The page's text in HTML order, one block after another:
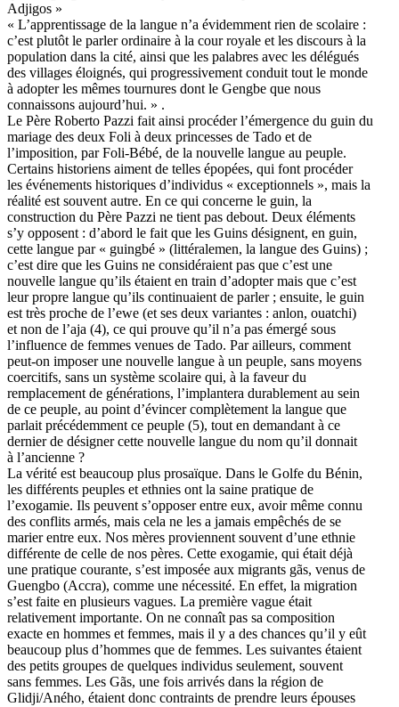
Adjigos »
« L’apprentissage de la langue n’a évidemment rien de scolaire :
c’est plutôt le parler ordinaire à la cour royale et les discours à la
population dans la cité, ainsi que les palabres avec les délégués
des villages éloignés, qui progressivement conduit tout le monde
à adopter les mêmes tournures dont le Gengbe que nous
connaissons aujourd’hui. » .
Le Père Roberto Pazzi fait ainsi procéder l’émergence du guin du
mariage des deux Foli à deux princesses de Tado et de
l’imposition, par Foli-Bébé, de la nouvelle langue au peuple.
Certains historiens aiment de telles épopées, qui font procéder
les événements historiques d’individus « exceptionnels », mais la
réalité est souvent autre. En ce qui concerne le guin, la
construction du Père Pazzi ne tient pas debout. Deux éléments
s’y opposent : d’abord le fait que les Guins désignent, en guin,
cette langue par « guingbé » (littéralemen, la langue des Guins) ;
c’est dire que les Guins ne considéraient pas que c’est une
nouvelle langue qu’ils étaient en train d’adopter mais que c’est
leur propre langue qu’ils continuaient de parler ; ensuite, le guin
est très proche de l’ewe (et ses deux variantes : anlon, ouatchi)
et non de l’aja (4), ce qui prouve qu’il n’a pas émergé sous
l’influence de femmes venues de Tado. Par ailleurs, comment
peut-on imposer une nouvelle langue à un peuple, sans moyens
coercitifs, sans un système scolaire qui, à la faveur du
remplacement de générations, l’implantera durablement au sein
de ce peuple, au point d’évincer complètement la langue que
parlait précédemment ce peuple (5), tout en demandant à ce
dernier de désigner cette nouvelle langue du nom qu’il donnait
à l’ancienne ?
La vérité est beaucoup plus prosaïque. Dans le Golfe du Bénin,
les différents peuples et ethnies ont la saine pratique de
l’exogamie. Ils peuvent s’opposer entre eux, avoir même connu
des conflits armés, mais cela ne les a jamais empêchés de se
marier entre eux. Nos mères proviennent souvent d’une ethnie
différente de celle de nos pères. Cette exogamie, qui était déjà
une pratique courante, s’est imposée aux migrants gãs, venus de
Guengbo (Accra), comme une nécessité. En effet, la migration
s’est faite en plusieurs vagues. La première vague était
relativement importante. On ne connaît pas sa composition
exacte en hommes et femmes, mais il y a des chances qu’il y eût
beaucoup plus d’hommes que de femmes. Les suivantes étaient
des petits groupes de quelques individus seulement, souvent
sans femmes. Les Gãs, une fois arrivés dans la région de
Glidji/Aného, étaient donc contraints de prendre leurs épouses